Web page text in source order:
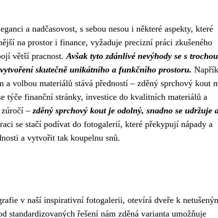
a nadčasovost, s sebou nesou i některé aspekty, které
na prostor i finance, vyžaduje precizní práci zkušeného
větší pracnost.Avšak tyto zdánlivé nevýhody se s trochou
skutečně unikátního a funkčního prostoru.
a volbou materiálů stává předností – zděný sprchový kout
týče finanční stránky, investice do kvalitních materiálů a
zúročí –zděný sprchový kout je odolný, snadno se udržuje
se stačí podívat do fotogalerií, které překypují nápady a
a vytvořit tak koupelnu snů.
v naší inspirativní fotogalerii, otevírá dveře k
standardizovaných řešení nám zděná varianta umožňuje